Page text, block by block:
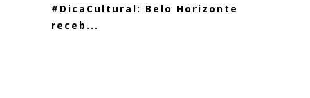
#DicaCultural: Belo Horizonte
receb...